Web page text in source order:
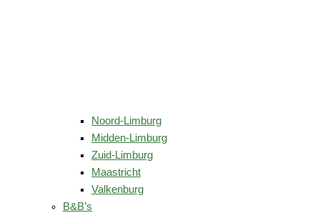
Noord-Limburg
Midden-Limburg
Zuid-Limburg
Maastricht
Valkenburg
B&B’s